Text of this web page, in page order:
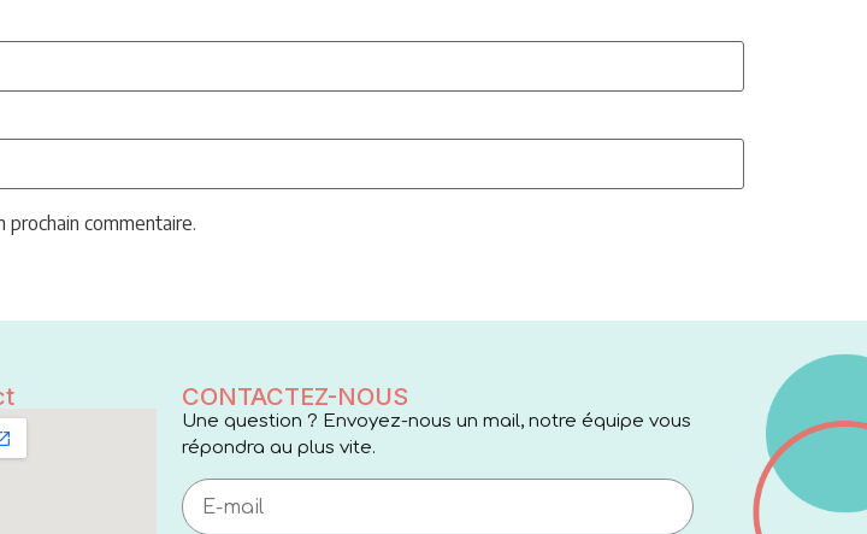
commentaire.
CONTACTEZ-NOUS
Une question ? Envoyez-nous un mail, notre équipe vous
répondra au plus vite.